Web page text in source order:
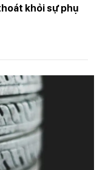
khỏi sự phụ